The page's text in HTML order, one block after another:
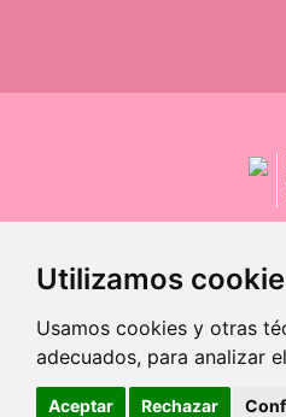
Utilizamos
Usamos cookies y otras
adecuados, para analizar
Aceptar Rechazar